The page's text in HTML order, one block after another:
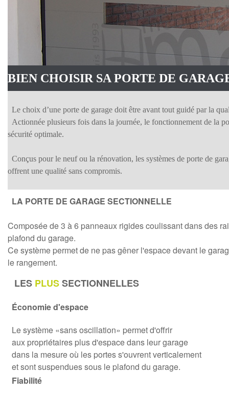
BIEN CHOISIR SA PORTE DE
Le choix d’une porte de garage doit être avant tout guidé par la
Actionnée plusieurs fois dans la journée, le fonctionnement de la
sécurité optimale.
Conçus pour le neuf ou la rénovation, les systèmes de porte de
offrent une qualité sans compromis.
LA PORTE DE GARAGE SECTIONNELLE
Composée de 3 à 6 panneaux rigides coulissant dans des
plafond du garage.
Ce système permet de ne pas gêner l'espace devant le
le rangement.
LES PLUSSECTIONNELLES
Économie d'espace
Le système «sans oscillation» permet d'offrir
aux propriétaires plus d'espace dans leur garage
dans la mesure où les portes s'ouvrent verticalement
et sont suspendues sous le plafond du garage.
Fiabilité